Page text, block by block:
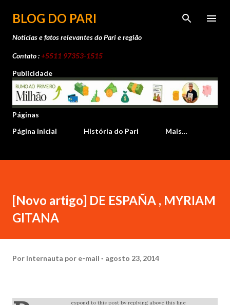
Pular para o conteúdo principal
BLOG DO PARI
Noticias e fatos relevantes do Pari e região
Contato :+5511 97353-1515
Publicidade
Páginas
Página inicial
História do Pari Mais…
[Novo artigo] DE ESPAÑA , MYRIAM
GITANA
Por Internauta por e-mail agosto 23, 2014
espond to this post by replying above this line